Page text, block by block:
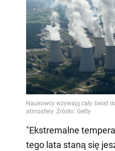
"Ekstremalne
tego lata staną się